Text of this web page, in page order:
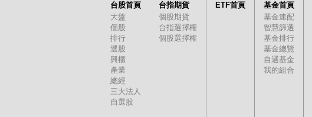
台股首頁
大盤
個股
排行
選股
興櫃
產業
總經
三大法人
自選股
台指期貨
個股期貨
台指選擇權
個股選擇權
ETF首頁
基金首頁
基金速配
智慧篩選
基金排行
基金總覽
自選基金
我的組合